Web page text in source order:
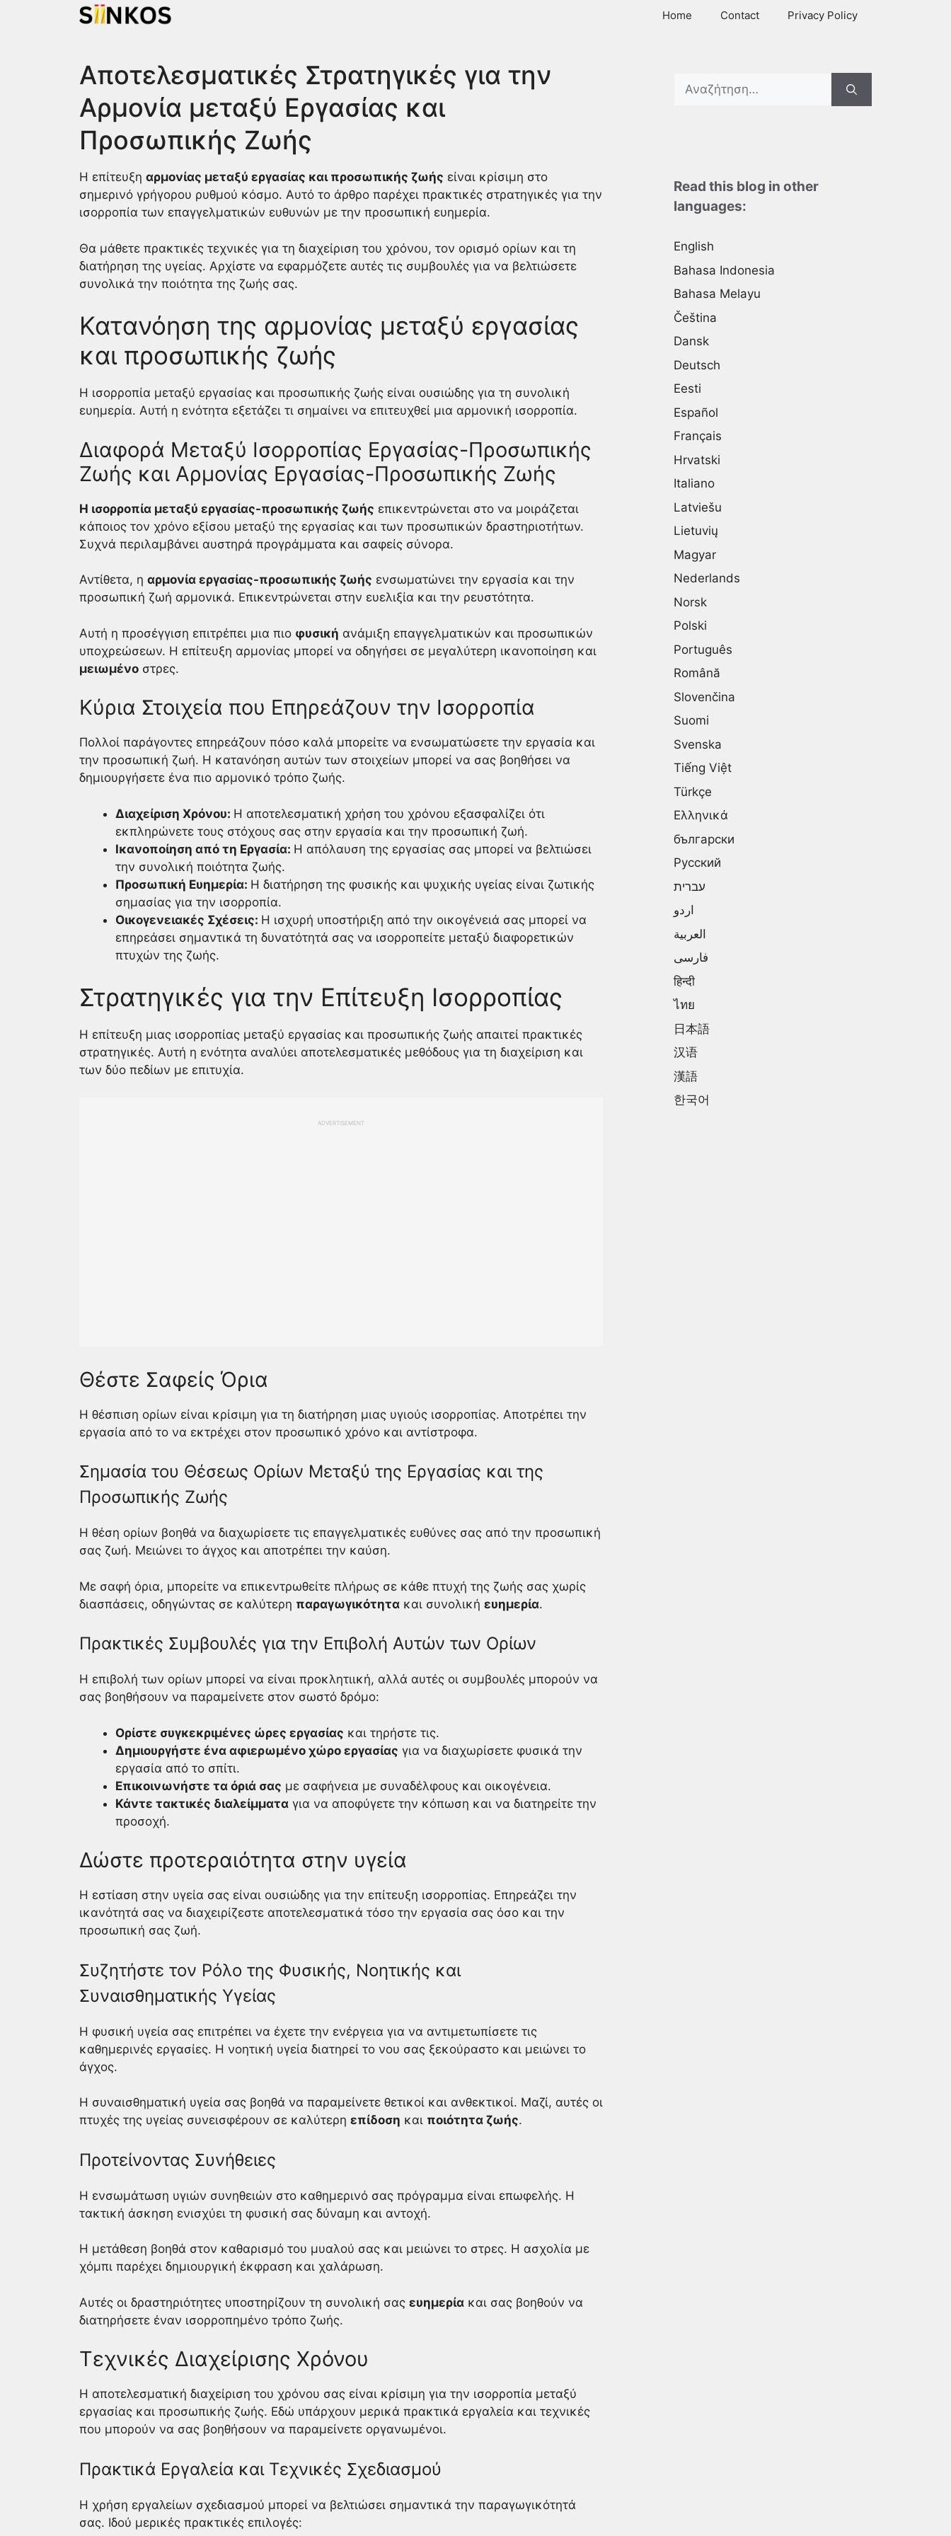
Home Contact Privacy Policy
Αποτελεσματικές Στρατηγικές για την
Αρμονία μεταξύ Εργασίας και
Προσωπικής Ζωής
Η επίτευξη αρμονίας μεταξύ εργασίας και προσωπικής ζωής είναι κρίσιμη στο
σημερινό γρήγορου ρυθμού κόσμο. Αυτό το άρθρο παρέχει πρακτικές στρατηγικές για την
ισορροπία των επαγγελματικών ευθυνών με την προσωπική ευημερία.
Θα μάθετε πρακτικές τεχνικές για τη διαχείριση του χρόνου, τον ορισμό ορίων και τη
διατήρηση της υγείας. Αρχίστε να εφαρμόζετε αυτές τις συμβουλές για να βελτιώσετε
συνολικά την ποιότητα της ζωής σας.
Κατανόηση της αρμονίας μεταξύ εργασίας
και προσωπικής ζωής
Η ισορροπία μεταξύ εργασίας και προσωπικής ζωής είναι ουσιώδης για τη συνολική
ευημερία. Αυτή η ενότητα εξετάζει τι σημαίνει να επιτευχθεί μια αρμονική ισορροπία.
Διαφορά Μεταξύ Ισορροπίας Εργασίας-Προσωπικής
Ζωής και Αρμονίας Εργασίας-Προσωπικής Ζωής
Η ισορροπία μεταξύ εργασίας-προσωπικής ζωής επικεντρώνεται στο να μοιράζεται
κάποιος τον χρόνο εξίσου μεταξύ της εργασίας και των προσωπικών δραστηριοτήτων.
Συχνά περιλαμβάνει αυστηρά προγράμματα και σαφείς σύνορα.
Αντίθετα, η αρμονία εργασίας-προσωπικής ζωής ενσωματώνει την εργασία και την
προσωπική ζωή αρμονικά. Επικεντρώνεται στην ευελιξία και την ρευστότητα.
Αυτή η προσέγγιση επιτρέπει μια πιο φυσική ανάμιξη επαγγελματικών και προσωπικών
υποχρεώσεων. Η επίτευξη αρμονίας μπορεί να οδηγήσει σε μεγαλύτερη ικανοποίηση και
μειωμένο στρες.
Κύρια Στοιχεία που Επηρεάζουν την Ισορροπία
Πολλοί παράγοντες επηρεάζουν πόσο καλά μπορείτε να ενσωματώσετε την εργασία και
την προσωπική ζωή. Η κατανόηση αυτών των στοιχείων μπορεί να σας βοηθήσει να
δημιουργήσετε ένα πιο αρμονικό τρόπο ζωής.
Διαχείριση Χρόνου: Η αποτελεσματική χρήση του χρόνου εξασφαλίζει ότι
εκπληρώνετε τους στόχους σας στην εργασία και την προσωπική ζωή.
Ικανοποίηση από τη Εργασία: Η απόλαυση της εργασίας σας μπορεί να βελτιώσει
την συνολική ποιότητα ζωής.
Προσωπική Ευημερία: Η διατήρηση της φυσικής και ψυχικής υγείας είναι ζωτικής
σημασίας για την ισορροπία.
Οικογενειακές Σχέσεις: Η ισχυρή υποστήριξη από την οικογένειά σας μπορεί να
επηρεάσει σημαντικά τη δυνατότητά σας να ισορροπείτε μεταξύ διαφορετικών
πτυχών της ζωής.
Στρατηγικές για την Επίτευξη Ισορροπίας
Η επίτευξη μιας ισορροπίας μεταξύ εργασίας και προσωπικής ζωής απαιτεί πρακτικές
στρατηγικές. Αυτή η ενότητα αναλύει αποτελεσματικές μεθόδους για τη διαχείριση και
των δύο πεδίων με επιτυχία.
ADVERTISEMENT
Θέστε Σαφείς Όρια
Η θέσπιση ορίων είναι κρίσιμη για τη διατήρηση μιας υγιούς ισορροπίας. Αποτρέπει την
εργασία από το να εκτρέχει στον προσωπικό χρόνο και αντίστροφα.
Σημασία του Θέσεως Ορίων Μεταξύ της Εργασίας και της
Προσωπικής Ζωής
Η θέση ορίων βοηθά να διαχωρίσετε τις επαγγελματικές ευθύνες σας από την προσωπική
σας ζωή. Μειώνει το άγχος και αποτρέπει την καύση.
Με σαφή όρια, μπορείτε να επικεντρωθείτε πλήρως σε κάθε πτυχή της ζωής σας χωρίς
διασπάσεις, οδηγώντας σε καλύτερη παραγωγικότητα και συνολική ευημερία.
Πρακτικές Συμβουλές για την Επιβολή Αυτών των Ορίων
Η επιβολή των ορίων μπορεί να είναι προκλητιική, αλλά αυτές οι συμβουλές μπορούν να
σας βοηθήσουν να παραμείνετε στον σωστό δρόμο:
Ορίστε συγκεκριμένες ώρες εργασίας και τηρήστε τις.
Δημιουργήστε ένα αφιερωμένο χώρο εργασίας για να διαχωρίσετε φυσικά την
εργασία από το σπίτι.
Επικοινωνήστε τα όριά σας με σαφήνεια με συναδέλφους και οικογένεια.
Κάντε τακτικές διαλείμματα για να αποφύγετε την κόπωση και να διατηρείτε την
προσοχή.
Δώστε προτεραιότητα στην υγεία
Η εστίαση στην υγεία σας είναι ουσιώδης για την επίτευξη ισορροπίας. Επηρεάζει την
ικανότητά σας να διαχειρίζεστε αποτελεσματικά τόσο την εργασία σας όσο και την
προσωπική σας ζωή.
Συζητήστε τον Ρόλο της Φυσικής, Νοητικής και
Συναισθηματικής Υγείας
Η φυσική υγεία σας επιτρέπει να έχετε την ενέργεια για να αντιμετωπίσετε τις
καθημερινές εργασίες. Η νοητική υγεία διατηρεί το νου σας ξεκούραστο και μειώνει το
άγχος.
Η συναισθηματική υγεία σας βοηθά να παραμείνετε θετικοί και ανθεκτικοί. Μαζί, αυτές οι
πτυχές της υγείας συνεισφέρουν σε καλύτερη επίδοση και ποιότητα ζωής.
Προτείνοντας Συνήθειες
Η ενσωμάτωση υγιών συνηθειών στο καθημερινό σας πρόγραμμα είναι επωφελής. Η
τακτική άσκηση ενισχύει τη φυσική σας δύναμη και αντοχή.
Η μετάθεση βοηθά στον καθαρισμό του μυαλού σας και μειώνει το στρες. Η ασχολία με
χόμπι παρέχει δημιουργική έκφραση και χαλάρωση.
Αυτές οι δραστηριότητες υποστηρίζουν τη συνολική σας ευημερία και σας βοηθούν να
διατηρήσετε έναν ισορροπημένο τρόπο ζωής.
Τεχνικές Διαχείρισης Χρόνου
Η αποτελεσματική διαχείριση του χρόνου σας είναι κρίσιμη για την ισορροπία μεταξύ
εργασίας και προσωπικής ζωής. Εδώ υπάρχουν μερικά πρακτικά εργαλεία και τεχνικές
που μπορούν να σας βοηθήσουν να παραμείνετε οργανωμένοι.
Πρακτικά Εργαλεία και Τεχνικές Σχεδιασμού
Η χρήση εργαλείων σχεδιασμού μπορεί να βελτιώσει σημαντικά την παραγωγικότητά
σας. Ιδού μερικές πρακτικές επιλογές:
Search
Read this blog in other
languages:
English
Bahasa Indonesia
Bahasa Melayu
Čeština
Dansk
Deutsch
Eesti
Español
Français
Hrvatski
Italiano
Latviešu
Lietuvių
Magyar
Nederlands
Norsk
Polski
Português
Română
Slovenčina
Suomi
Svenska
Tiếng Việt
Türkçe
Ελληνικά
български
Русский
עברית
اردو
العربية
فارسی
हिन्दी
ไทย
日本語
汉语
漢語
한국어